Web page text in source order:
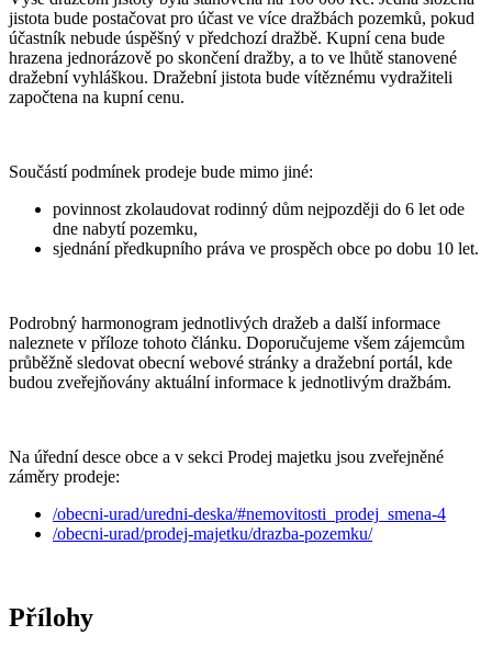
jistota bude postačovat pro účast ve více dražbách pozemků, pokud
účastník nebude úspěšný v předchozí dražbě. Kupní cena bude
hrazena jednorázově po skončení dražby, a to ve lhůtě stanovené
dražební vyhláškou. Dražební jistota bude vítěznému vydražiteli
započtena na kupní cenu.
Součástí podmínek prodeje bude mimo jiné:
povinnost zkolaudovat rodinný dům nejpozději do 6 let ode
dne nabytí pozemku,
sjednání předkupního práva ve prospěch obce po dobu 10 let.
Podrobný harmonogram jednotlivých dražeb a další informace
naleznete v příloze tohoto článku. Doporučujeme všem zájemcům
průběžně sledovat obecní webové stránky a dražební portál, kde
budou zveřejňovány aktuální informace k jednotlivým dražbám.
Na úřední desce obce a v sekci Prodej majetku jsou zveřejněné
záměry prodeje:
/obecni-urad/uredni-deska/#nemovitosti_prodej_smena-4
/obecni-urad/prodej-majetku/drazba-pozemku/
Přílohy